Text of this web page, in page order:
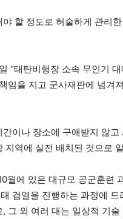
할 정도로 허술하게 관리
“태탄비행장 소속 무인기
임을 지고 군사재판에 넘겨
이나 장소에 구애받지 않
지역에 실전 배치된 것으로
월에 있은 대규모 공군훈련
검열을 진행하는 과정에
그 외 여러 대는 일상적 기